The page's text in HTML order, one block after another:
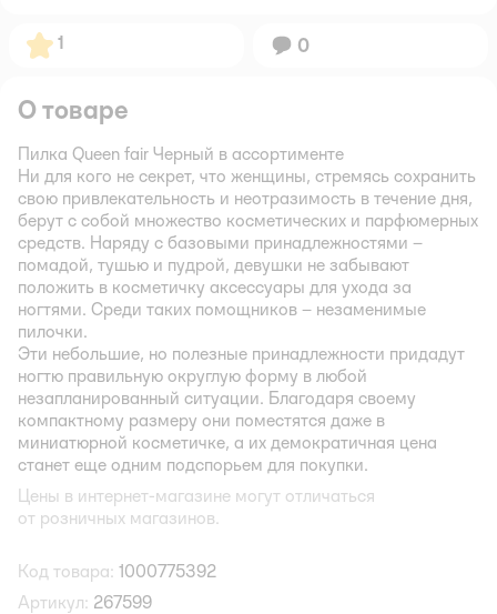
Рейтинг:
1 Вопросов:
0
О товаре
Пилка Queen fair Черный в ассортименте
Ни для кого не секрет, что женщины, стремясь сохранить
свою привлекательность и неотразимость в течение дня,
берут с собой множество косметических и парфюмерных
средств. Наряду с базовыми принадлежностями –
помадой, тушью и пудрой, девушки не забывают
положить в косметичку аксессуары для ухода за
ногтями. Среди таких помощников – незаменимые
пилочки.
Эти небольшие, но полезные принадлежности придадут
ногтю правильную округлую форму в любой
незапланированный ситуации. Благодаря своему
компактному размеру они поместятся даже в
миниатюрной косметичке, а их демократичная цена
станет еще одним подспорьем для покупки.
Цены в интернет-магазине могут отличаться
от розничных магазинов.
Код товара: 1000775392
Артикул: 267599